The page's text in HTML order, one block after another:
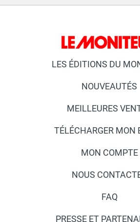
LES ÉDITIONS DU
NOUVEAUTÉS
MEILLEURES
TÉLÉCHARGER MON
MON COMPTE
NOUS
FAQ
PRESSE ET